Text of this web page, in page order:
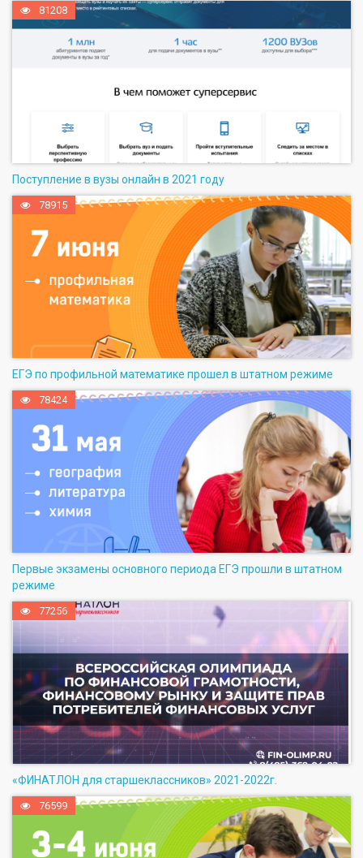
81208
Поступление в вузы онлайн в 2021 году
78915
ЕГЭ по профильной математике прошел в штатном режиме
78424
Первые экзамены основного периода ЕГЭ прошли в штатном
режиме
77256
«ФИНАТЛОН для старшеклассников» 2021-2022г.
76599